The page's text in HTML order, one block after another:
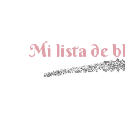
Mi lista de